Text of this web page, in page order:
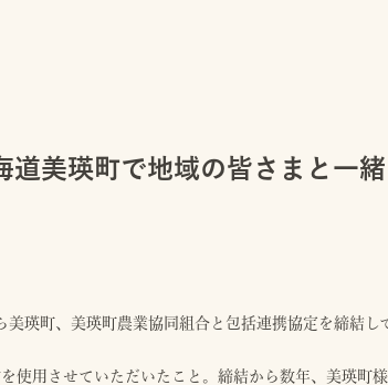
道美瑛町で地域の皆さまと一
瑛町、美瑛町農業協同組合と包括連携協定を締結し
使用させていただいたこと。締結から数年、美瑛町